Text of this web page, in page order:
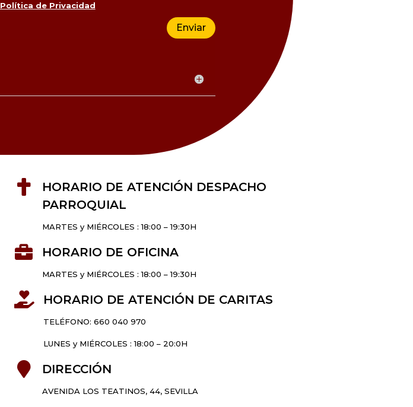
Política de Privacidad
Enviar

HORARIO DE ATENCIÓN DESPACHO
PARROQUIAL
MARTES y MIÉRCOLES : 18:00 – 19:30H
 HORARIO DE OFICINA
MARTES y MIÉRCOLES : 18:00 – 19:30H
 HORARIO DE ATENCIÓN DE CARITAS
TELÉFONO: 660 040 970
LUNES y MIÉRCOLES : 18:00 – 20:0H
 DIRECCIÓN
AVENIDA LOS TEATINOS, 44, SEVILLA